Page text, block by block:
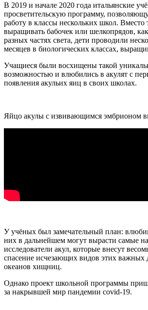
В 2019 и начале 2020 года итальянские
просветительскую программу,
работу в классы нескольких школ. Вместо
выращивать бабочек или шелкопрядов,
разных частях света, дети проводили
месяцев в биологических классах,
Учащиеся были восхищены такой
возможностью и влюбились в акулят с
появления акульих яиц в своих школах.
Яйцо акулы с извивающимся эмбрионом
У учёных был замечательный план:
них в дальнейшем могут вырасти самые
исследователи акул, которые внесут
спасение исчезающих видов этих важных
океанов хищниц.
Однако проект школьной программы
за накрывшей мир пандемии covid-19.